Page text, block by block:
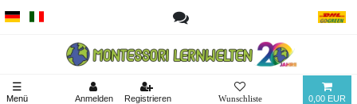
☰
Menü Anmelden Registrieren 0,00 EUR